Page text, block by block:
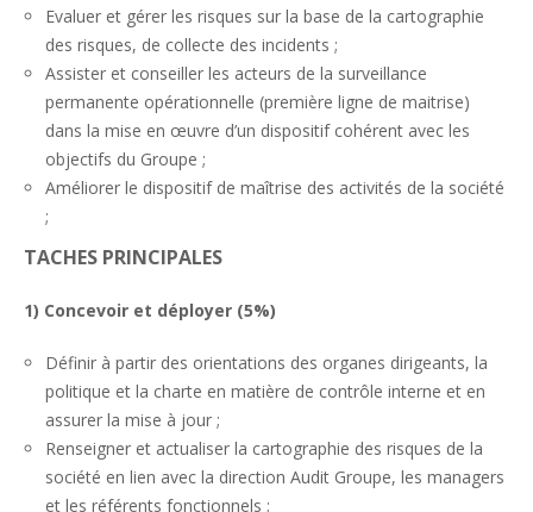
Evaluer et gérer les risques sur la base de la cartographie
des risques, de collecte des incidents ;
Assister et conseiller les acteurs de la surveillance
permanente opérationnelle (première ligne de maitrise)
dans la mise en œuvre d’un dispositif cohérent avec les
objectifs du Groupe ;
Améliorer le dispositif de maîtrise des activités de la société
;
TACHES PRINCIPALES
1) Concevoir et déployer (5%)
Définir à partir des orientations des organes dirigeants, la
politique et la charte en matière de contrôle interne et en
assurer la mise à jour ;
Renseigner et actualiser la cartographie des risques de la
société en lien avec la direction Audit Groupe, les managers
et les référents fonctionnels ;